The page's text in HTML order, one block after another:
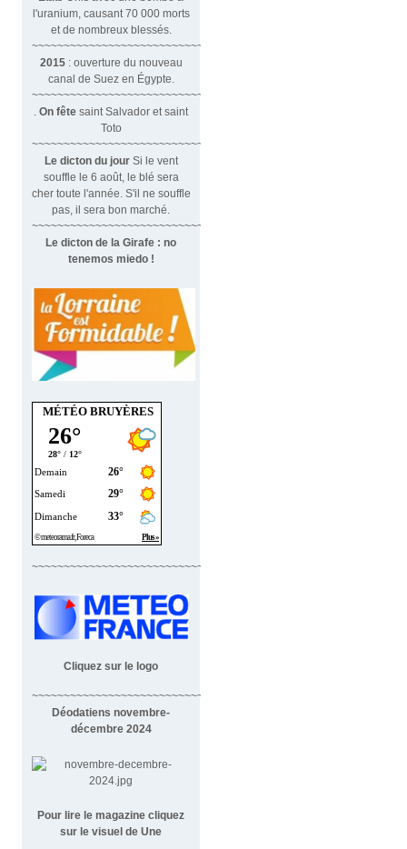
l'uranium, causant 70 000 morts
et de nombreux blessés.
~~~~~~~~~~~~~~~~~~~~~~~~~~~~~~~
2015 : ouverture du nouveau
canal de Suez en Égypte.
~~~~~~~~~~~~~~~~~~~~~~~~~~~~~~~~~~~~
On fêtesaint Salvador et saint
Toto
~~~~~~~~~~~~~~~~~~~~~~~~~~~~~~
Le dicton du jour Si le vent
souffle le 6 août, le blé sera
cher toute l'année. S'il ne souffle
pas, il sera bon marché.
~~~~~~~~~~~~~~~~~~~~~~~~~~~~~~~
Le dicton de la Girafe : no
tenemos miedo !
MÉTÉO BRUYÈRES
~~~~~~~~~~~~~~~~~~~~~~~~~~~~
Cliquez sur le logo
~~~~~~~~~~~~~~~~~~~~~~~~~~~~~~~~~~~~
Déodatiens novembre-
décembre 2024
Pour lire le magazine cliquez
sur le visuel de Une